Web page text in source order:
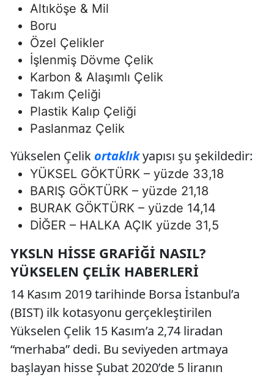
Altıköşe & Mil
Boru
Özel Çelikler
İşlenmiş Dövme Çelik
Karbon & Alaşımlı Çelik
Takım Çeliği
Plastik Kalıp Çeliği
Paslanmaz Çelik
Yükselen Çelikortaklıkyapısı şu şekildedir:
YÜKSEL GÖKTÜRK – yüzde 33,18
BARIŞ GÖKTÜRK – yüzde 21,18
BURAK GÖKTÜRK – yüzde 14,14
DİĞER – HALKA AÇIK yüzde 31,5
YKSLN HISSE GRAFIĞI NASIL?
YÜKSELEN ÇELIK HABERLERI
14 Kasım 2019 tarihinde Borsa İstanbul’a
(BIST) ilk kotasyonu gerçekleştirilen
Yükselen Çelik 15 Kasım’a 2,74 liradan
“merhaba” dedi. Bu seviyeden artmaya
başlayan hisse Şubat 2020’de 5 liranın